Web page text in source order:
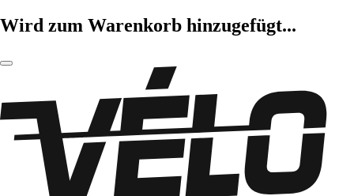
Wird zum Warenkorb hinzugefügt...